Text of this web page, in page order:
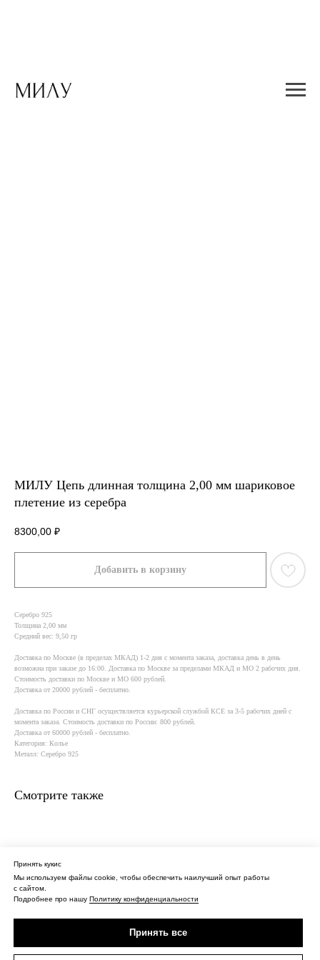
Принять кукис
Мы используем файлы cookie, чтобы обеспечить наилучший опыт работы
с сайтом.
Подробнее про нашу Политику конфиденциальности
Принять все
МИЛУ Цепь длинная толщина 2,00 мм шариковое
плетение из серебра
8300,00 ₽
Добавить в корзину
Серебро 925
Толщина 2,00 мм
Средний вес: 9,50 гр
Доставка по Москве (в пределах МКАД) 1-2 дня с момента заказа, доставка день в день
возможна при заказе до 16:00. Доставка по Москве за пределами МКАД и МО 2 рабочих дня.
Стоимость доставки по Москве и МО 600 рублей.
Доставка от 20000 рублей - бесплатно.
Доставка по России и СНГ осуществляется курьерской службой КСE за 3-5 рабочих дней с
момента заказа. Стоимость доставки по России: 800 рублей.
Доставка от 60000 рублей - бесплатно.
Категория: Колье
Металл: Серебро 925
Смотрите также
О нас
Оферта
Доставка
ИП Сагидуллина Дина Нургизовна
ИНН 027611196514
ОГРНИП 313028000102242